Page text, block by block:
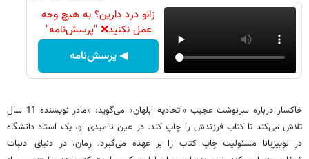
زانو درد دارین؟ به هیچ وجه
عمل نکنید❌ "پرسش‌نامه"
◀ پرسش‌نامه
خاکسار درباره‌ سرنوشت عجیب «اتحادیه‌ ابلهان» می‌گوید: «مادر نویسنده 11 سال
تلاش می‌کند تا کتاب فرزندش را چاپ کند. در عین ناامیدی او، یک استاد دانشگاه
در لوییزیانا مسئولیت چاپ کتاب را بر عهده می‌گیرد. رمان، در دنیای ادبیات